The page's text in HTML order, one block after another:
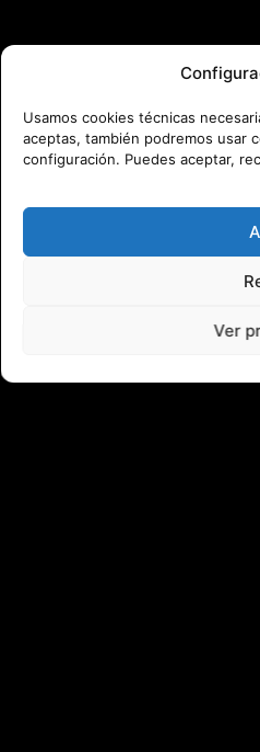
Usamos cookies técnicas
aceptas, también podremos usar
configuración. Puedes aceptar,
Ver